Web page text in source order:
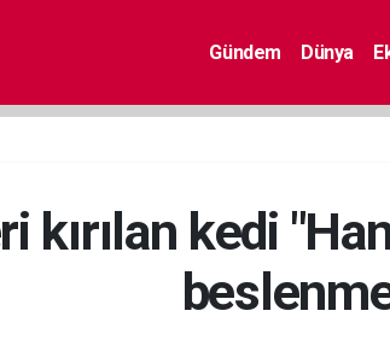
Gündem Dünya
kırılan kedi